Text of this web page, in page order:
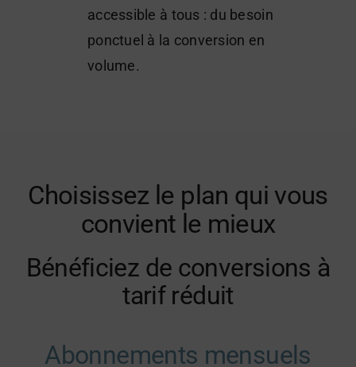
accessible à tous : du besoin
ponctuel à la conversion en
volume.
Choisissez le plan qui vous
convient le mieux
Bénéficiez de conversions à
tarif réduit
Abonnements mensuels